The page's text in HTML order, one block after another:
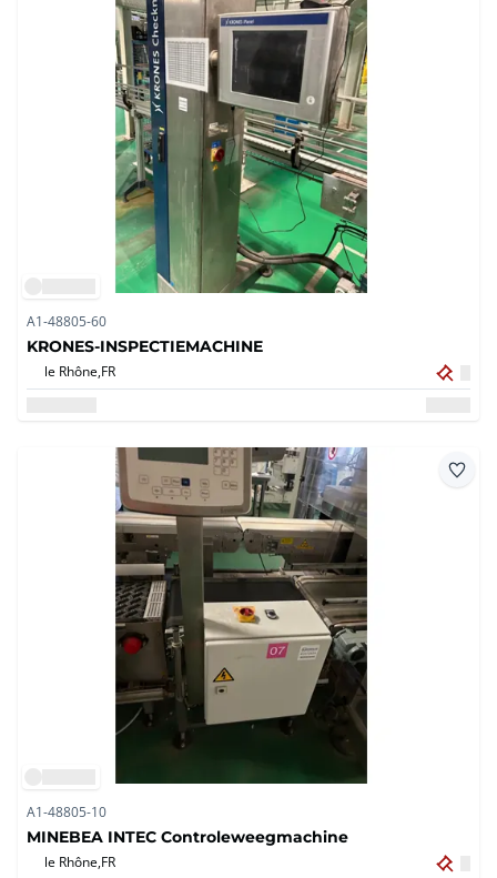
A1-48805-60
KRONES-INSPECTIEMACHINE
le Rhône,FR
A1-48805-10
MINEBEA INTEC Controleweegmachine
le Rhône,FR